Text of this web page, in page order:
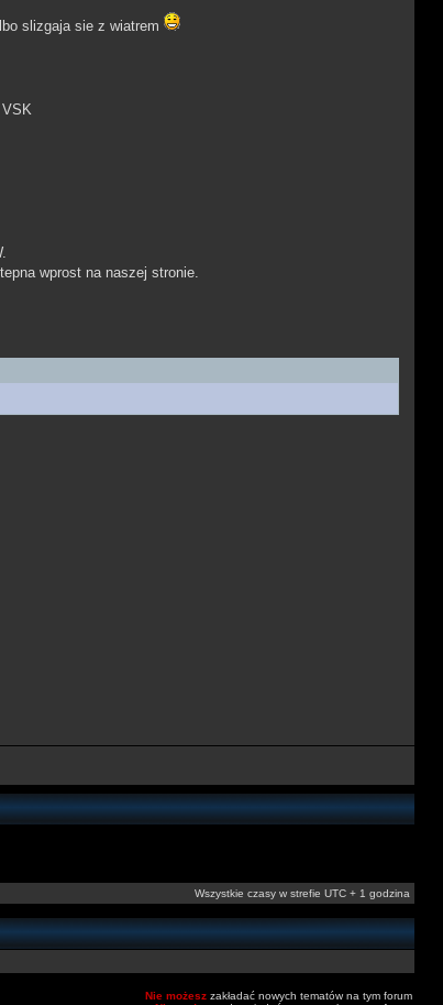
slizgaja sie z wiatrem
wprost na naszej stronie.
Wszystkie czasy w strefie UTC + 1 godzina
Nie możesz zakładać nowych tematów na tym forum